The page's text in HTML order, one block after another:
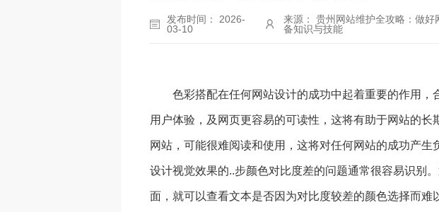
发布时间： 2026-
03-10
来源： 贵州网站维护全攻略：做好
备知识与技能
色彩搭配在任何网站设计的成功中起着重要的作用，
用户体验，及网页更容易的可读性，这将有助于网站的长
网站，可能很难阅读和使用，这将对任何网站的成功产
设计视觉效果的..步颜色对比度差的问题通常很容易识别
面，就可以查看文本是否因为对比度较差的颜色选择而难